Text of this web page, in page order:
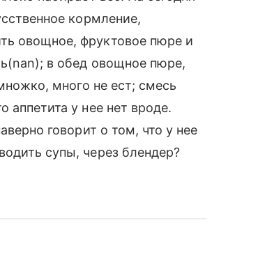
кормление,
овощное, фруктовое пюре и
в обед овощное пюре,
много не ест; смесь
у нее нет вроде.
говорит о том, что у нее
супы, через блендер?